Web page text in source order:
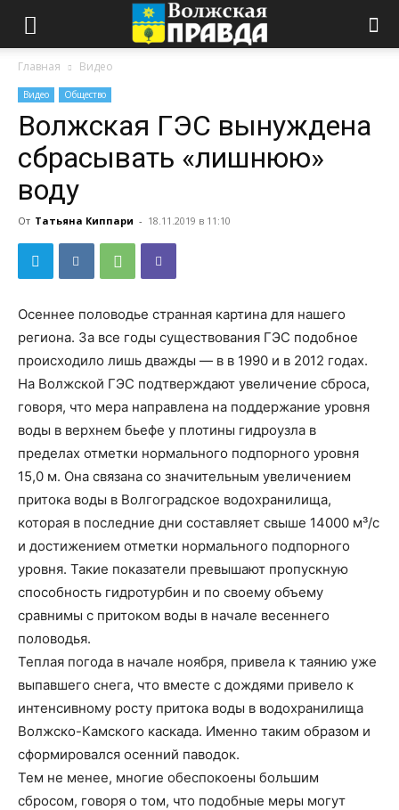
Главная Видео
Видео Общество
Волжская ГЭС вынуждена
сбрасывать «лишнюю»
воду
От Татьяна Киппари - 18.11.2019 в 11:10
Осеннее половодье странная картина для нашего
региона. За все годы существования ГЭС подобное
происходило лишь дважды — в в 1990 и в 2012 годах.
На Волжской ГЭС подтверждают увеличение сброса,
говоря, что мера направлена на поддержание уровня
воды в верхнем бьефе у плотины гидроузла в
пределах отметки нормального подпорного уровня
15,0 м. Она связана со значительным увеличением
притока воды в Волгоградское водохранилища,
которая в последние дни составляет свыше 14000 м³/с
и достижением отметки нормального подпорного
уровня. Такие показатели превышают пропускную
способность гидротурбин и по своему объему
сравнимы с притоком воды в начале весеннего
половодья.
Теплая погода в начале ноября, привела к таянию уже
выпавшего снега, что вместе с дождями привело к
интенсивному росту притока воды в водохранилища
Волжско-Камского каскада. Именно таким образом и
сформировался осенний паводок.
Тем не менее, многие обеспокоены большим
сбросом, говоря о том, что подобные меры могут